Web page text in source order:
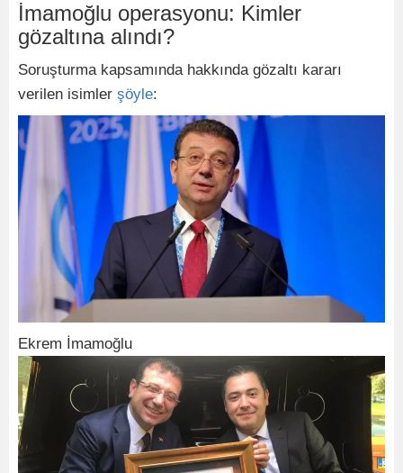
İmamoğlu operasyonu: Kimler
gözaltına alındı?
Soruşturma kapsamında hakkında gözaltı kararı
verilen isimler şöyle:
Ekrem İmamoğlu